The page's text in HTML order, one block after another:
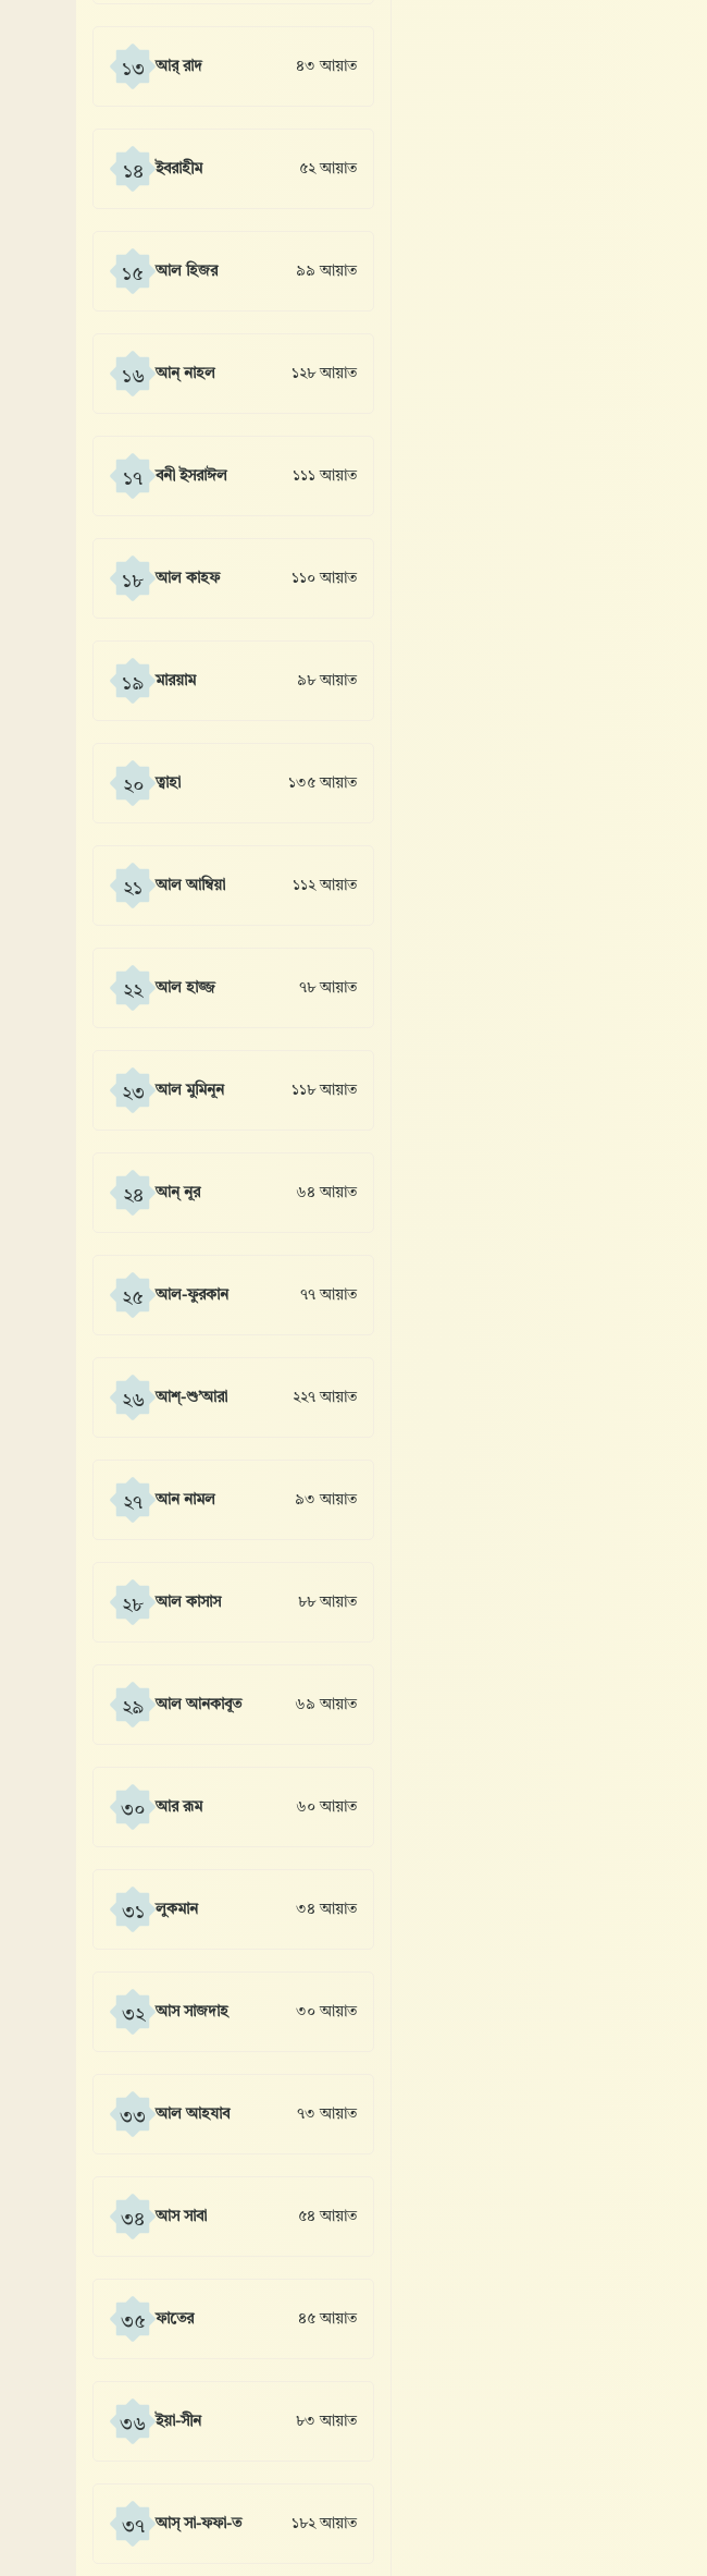
১৩ আর্ রাদ ৪৩ আয়াত
১৪ ইবরাহীম ৫২ আয়াত
১৫ আল হিজর ৯৯ আয়াত
১৬ আন্ নাহল ১২৮ আয়াত
১৭ বনী ইসরাঈল ১১১ আয়াত
১৮ আল কাহফ ১১০ আয়াত
১৯ মারয়াম ৯৮ আয়াত
২০ ত্বাহা ১৩৫ আয়াত
২১ আল আম্বিয়া ১১২ আয়াত
২২ আল হাজ্জ ৭৮ আয়াত
২৩ আল মুমিনূন ১১৮ আয়াত
২৪ আন্ নূর ৬৪ আয়াত
২৫ আল-ফুরকান ৭৭ আয়াত
২৬ আশ্-শু’আরা ২২৭ আয়াত
২৭ আন নামল ৯৩ আয়াত
২৮ আল কাসাস ৮৮ আয়াত
২৯ আল আনকাবূত ৬৯ আয়াত
৩০ আর রূম ৬০ আয়াত
৩১ লুকমান ৩৪ আয়াত
৩২ আস সাজদাহ ৩০ আয়াত
৩৩ আল আহযাব ৭৩ আয়াত
৩৪ আস সাবা ৫৪ আয়াত
৩৫ ফাতের ৪৫ আয়াত
৩৬ ইয়া-সীন ৮৩ আয়াত
৩৭ আস্ সা-ফফা-ত ১৮২ আয়াত